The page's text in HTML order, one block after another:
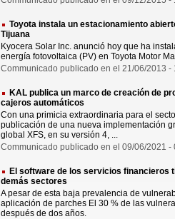
Toyota instala un estacionamiento
Tijuana
Kyocera Solar Inc. anunció hoy que ha
energía fotovoltaica (PV) en Toyota Motor
Communicado publicado en el 21/06/2013 -
KAL publica un marco de creación de
cajeros automáticos
Con una primicia extraordinaria para el
publicación de una nueva implementación
global XFS, en su versión 4, ...
Communicado publicado en el 09/06/2021 -
El software de los servicios financieros
demás sectores
A pesar de esta baja prevalencia de
aplicación de parches El 30 % de las
después de dos años.